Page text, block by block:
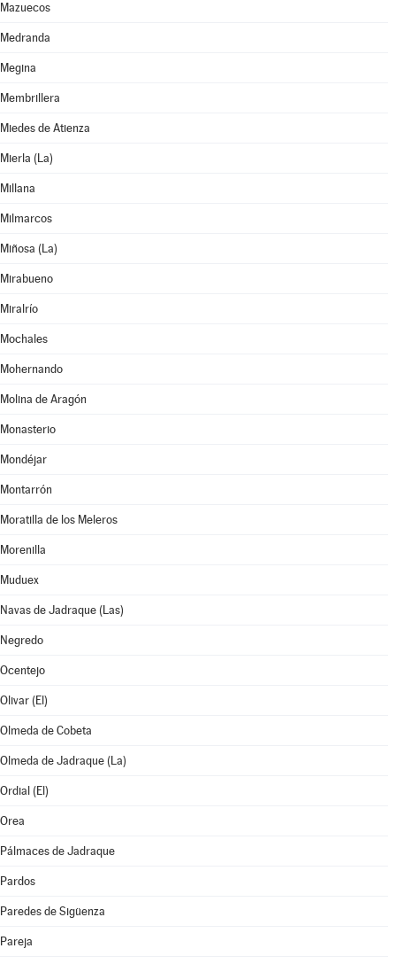
Mazuecos
Medranda
Megina
Membrillera
Miedes de Atienza
Mierla (La)
Millana
Milmarcos
Miñosa (La)
Mirabueno
Miralrío
Mochales
Mohernando
Molina de Aragón
Monasterio
Mondéjar
Montarrón
Moratilla de los Meleros
Morenilla
Muduex
Navas de Jadraque (Las)
Negredo
Ocentejo
Olivar (El)
Olmeda de Cobeta
Olmeda de Jadraque (La)
Ordial (El)
Orea
Pálmaces de Jadraque
Pardos
Paredes de Sigüenza
Pareja